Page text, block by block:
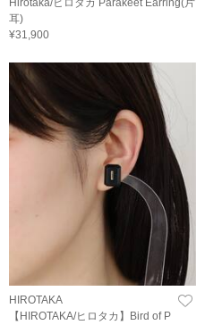
Hirotaka/ヒロタカ Parakeet Earring(片
耳)
¥31,900
HIROTAKA
【HIROTAKA/ヒロタカ】Bird of P